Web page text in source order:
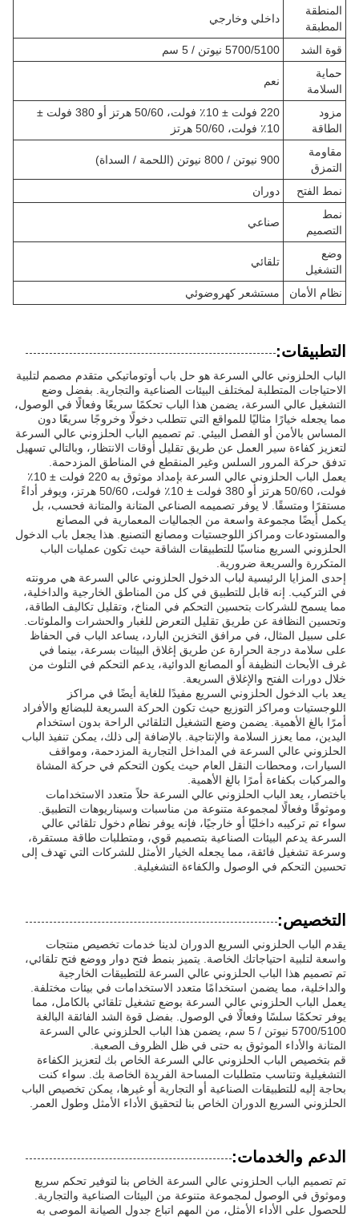
المنطقة
المطبقة
داخلي وخارجي
قوة الشد
5700/5100 نيوتن / 5 سم
حماية
السلامة
نعم
مزود
الطاقة
220 فولت ± 10٪ فولت، 50/60 هرتز أو 380 فولت ±
10٪ فولت، 50/60 هرتز
مقاومة
التمزق
900 نيوتن / 800 نيوتن (اللحمة / السداة)
نمط الفتح
دوران
نمط
التصميم
صناعي
وضع
التشغيل
تلقائي
نظام الأمان مستشعر كهروضوئي
التطبيقات:
الباب الحلزوني عالي السرعة هو حل باب أوتوماتيكي متقدم مصمم لتلبية
الاحتياجات المتطلبة لمختلف البيئات الصناعية والتجارية. بفضل وضع
التشغيل عالي السرعة، يضمن هذا الباب تحكمًا سريعًا وفعالًا في الوصول،
مما يجعله خيارًا مثاليًا للمواقع التي تتطلب دخولًا وخروجًا سريعًا دون
المساس بالأمن أو الفصل البيئي. تم تصميم الباب الحلزوني عالي السرعة
لتعزيز كفاءة سير العمل عن طريق تقليل أوقات الانتظار، وبالتالي تسهيل
تدفق حركة المرور السلس وغير المنقطع في المناطق المزدحمة.
يعمل الباب الحلزوني عالي السرعة بإمداد موثوق به 220 فولت ± 10٪
فولت، 50/60 هرتز أو 380 فولت ± 10٪ فولت، 50/60 هرتز، ويوفر أداءً
مستقرًا ومتسقًا. لا يوفر تصميمه الصناعي المتانة والمتانة فحسب، بل
يكمل أيضًا مجموعة واسعة من الجماليات المعمارية في المصانع
والمستودعات ومراكز اللوجستيات ومصانع التصنيع. هذا يجعل باب الدخول
الحلزوني السريع مناسبًا للتطبيقات الشاقة حيث تكون عمليات الباب
المتكررة والسريعة ضرورية.
إحدى المزايا الرئيسية لباب الدخول الحلزوني عالي السرعة هي مرونته
في التركيب. إنه قابل للتطبيق في كل من المناطق الخارجية والداخلية،
مما يسمح للشركات بتحسين التحكم في المناخ، وتقليل تكاليف الطاقة،
وتحسين النظافة عن طريق تقليل التعرض للغبار والحشرات والملوثات.
على سبيل المثال، في مرافق التخزين البارد، يساعد الباب في الحفاظ
على سلامة درجة الحرارة عن طريق إغلاق البيئات بسرعة، بينما في
غرف الأبحاث النظيفة أو المصانع الدوائية، يدعم التحكم في التلوث من
خلال دورات الفتح والإغلاق السريعة.
يعد باب الدخول الحلزوني السريع مفيدًا للغاية أيضًا في مراكز
اللوجستيات ومراكز التوزيع حيث تكون الحركة السريعة للبضائع والأفراد
أمرًا بالغ الأهمية. يضمن وضع التشغيل التلقائي الراحة بدون استخدام
اليدين، مما يعزز السلامة والإنتاجية. بالإضافة إلى ذلك، يمكن تنفيذ الباب
الحلزوني عالي السرعة في المداخل التجارية المزدحمة، ومواقف
السيارات، ومحطات النقل العام حيث يكون التحكم في حركة المشاة
والمركبات بكفاءة أمرًا بالغ الأهمية.
باختصار، يعد الباب الحلزوني عالي السرعة حلاً متعدد الاستخدامات
وموثوقًا وفعالًا لمجموعة متنوعة من مناسبات وسيناريوهات التطبيق.
سواء تم تركيبه داخليًا أو خارجيًا، فإنه يوفر نظام دخول تلقائي عالي
السرعة يدعم البيئات الصناعية بتصميم قوي، ومتطلبات طاقة مستقرة،
وسرعة تشغيل فائقة، مما يجعله الخيار الأمثل للشركات التي تهدف إلى
تحسين التحكم في الوصول والكفاءة التشغيلية.
التخصيص:
يقدم الباب الحلزوني السريع الدوران لدينا خدمات تخصيص منتجات
واسعة لتلبية احتياجاتك الخاصة. يتميز بنمط فتح دوار ووضع فتح تلقائي،
تم تصميم هذا الباب الحلزوني عالي السرعة للتطبيقات الخارجية
والداخلية، مما يضمن استخدامًا متعدد الاستخدامات في بيئات مختلفة.
يعمل الباب الحلزوني عالي السرعة بوضع تشغيل تلقائي بالكامل، مما
يوفر تحكمًا سلسًا وفعالًا في الوصول. بفضل قوة الشد الفائقة البالغة
5700/5100 نيوتن / 5 سم، يضمن هذا الباب الحلزوني عالي السرعة
المتانة والأداء الموثوق به حتى في ظل الظروف الصعبة.
قم بتخصيص الباب الحلزوني عالي السرعة الخاص بك لتعزيز الكفاءة
التشغيلية وتناسب متطلبات المساحة الفريدة الخاصة بك. سواء كنت
بحاجة إليه للتطبيقات الصناعية أو التجارية أو غيرها، يمكن تخصيص الباب
الحلزوني السريع الدوران الخاص بنا لتحقيق الأداء الأمثل وطول العمر.
الدعم والخدمات:
تم تصميم الباب الحلزوني عالي السرعة الخاص بنا لتوفير تحكم سريع
وموثوق في الوصول لمجموعة متنوعة من البيئات الصناعية والتجارية.
للحصول على الأداء الأمثل، من المهم اتباع جدول الصيانة الموصى به